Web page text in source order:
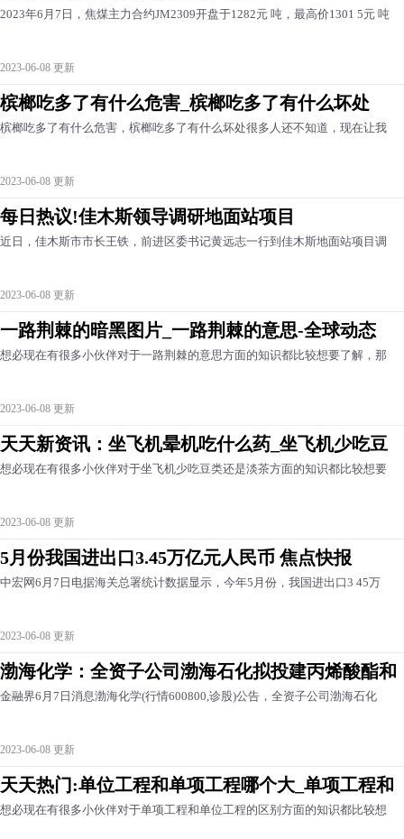
2023年6月7日，焦煤主力合约JM2309开盘于1282元 吨，最高价1301 5元 吨
2023-06-08 更新
槟榔吃多了有什么危害_槟榔吃多了有什么坏处
槟榔吃多了有什么危害，槟榔吃多了有什么坏处很多人还不知道，现在让我
2023-06-08 更新
每日热议!佳木斯领导调研地面站项目
近日，佳木斯市市长王铁，前进区委书记黄远志一行到佳木斯地面站项目调
2023-06-08 更新
一路荆棘的暗黑图片_一路荆棘的意思-全球动态
想必现在有很多小伙伴对于一路荆棘的意思方面的知识都比较想要了解，那
2023-06-08 更新
天天新资讯：坐飞机晕机吃什么药_坐飞机少吃豆
想必现在有很多小伙伴对于坐飞机少吃豆类还是淡茶方面的知识都比较想要
2023-06-08 更新
5月份我国进出口3.45万亿元人民币 焦点快报
中宏网6月7日电据海关总署统计数据显示，今年5月份，我国进出口3 45万
2023-06-08 更新
渤海化学：全资子公司渤海石化拟投建丙烯酸酯和
金融界6月7日消息渤海化学(行情600800,诊股)公告，全资子公司渤海石化
2023-06-08 更新
天天热门:单位工程和单项工程哪个大_单项工程和
想必现在有很多小伙伴对于单项工程和单位工程的区别方面的知识都比较想